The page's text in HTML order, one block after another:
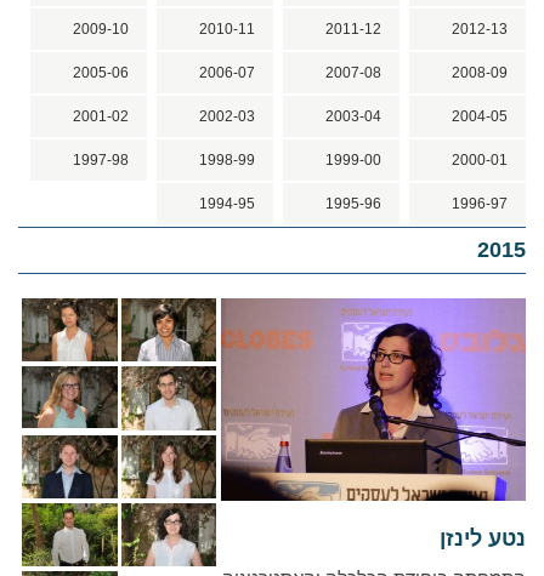
2012-13
2011-12
2010-11
2009-10
2008-09
2007-08
2006-07
2005-06
2004-05
2003-04
2002-03
2001-02
2000-01
1999-00
1998-99
1997-98
1996-97
1995-96
1994-95
2015
נטע לינזן